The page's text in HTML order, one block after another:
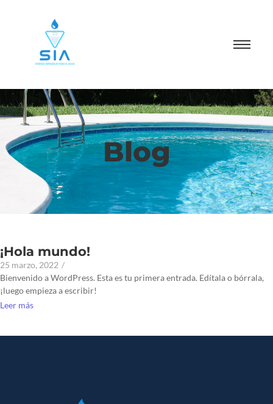
Blog
¡Hola mundo!
25 marzo, 2022 /
Bienvenido a WordPress. Esta es tu primera entrada. Edítala o bórrala,
¡luego empieza a escribir!
Leer más